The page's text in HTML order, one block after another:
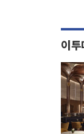
이투